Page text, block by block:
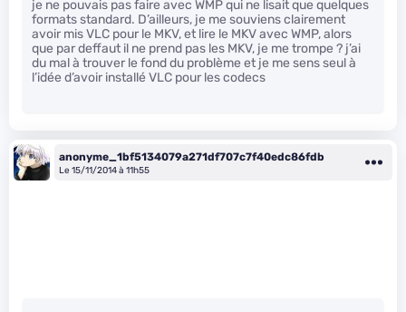
je ne pouvais pas faire avec WMP qui ne lisait que quelques
formats standard. D’ailleurs, je me souviens clairement
avoir mis VLC pour le MKV, et lire le MKV avec WMP, alors
que par deffaut il ne prend pas les MKV, je me trompe ? j’ai
du mal à trouver le fond du problème et je me sens seul à
l’idée d’avoir installé VLC pour les codecs
anonyme_1bf5134079a271df707c7f40edc86fdb
Le 15/11/2014 à 11h55